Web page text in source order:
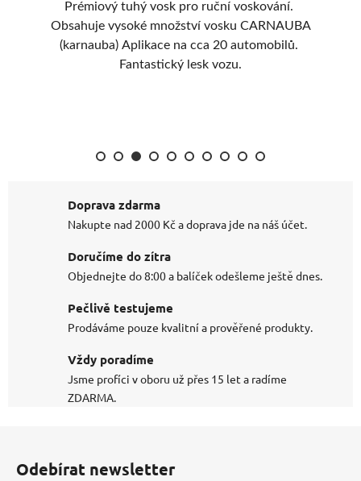
Prémiový tuhý vosk pro ruční voskování.
Obsahuje vysoké množství vosku CARNAUBA
(karnauba) Aplikace na cca 20 automobilů.
Fantastický lesk vozu.
Doprava zdarma
Nakupte nad 2000 Kč a doprava jde na náš účet.
Doručíme do zítra
Objednejte do 8:00 a balíček odešleme ještě dnes.
Pečlivě testujeme
Prodáváme pouze kvalitní a prověřené produkty.
Vždy poradíme
Jsme profíci v oboru už přes 15 let a radíme
ZDARMA.
Odebírat newsletter